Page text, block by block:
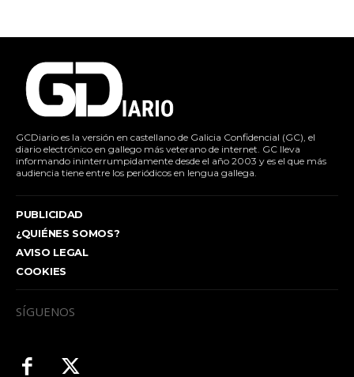
GCDiario es la versión en castellano de Galicia Confidencial (GC), el
diario electrónico en gallego más veterano de internet. GC lleva
informando ininterrumpidamente desde el año 2003 y es el que más
audiencia tiene entre los periódicos en lengua gallega.
PUBLICIDAD
¿QUIÉNES SOMOS?
AVISO LEGAL
COOKIES
SÍGUENOS